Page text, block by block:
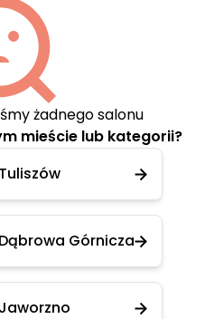
żadnego salonu
mieście lub kategorii?
Górnicza